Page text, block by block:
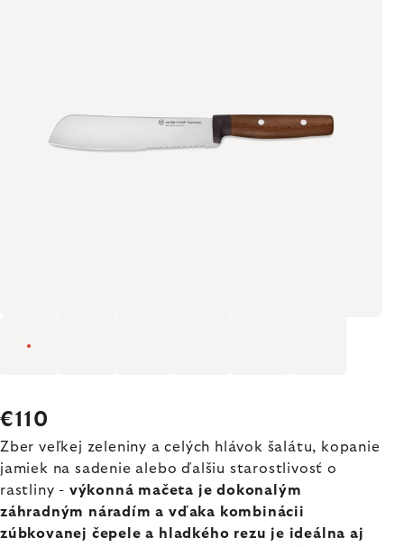
€110
Zber veľkej zeleniny a celých hlávok šalátu, kopanie
jamiek na sadenie alebo ďalšiu starostlivosť o
rastliny - výkonná mačeta je dokonalým
záhradným náradím a vďaka kombinácii
zúbkovanej čepele a hladkého rezu je ideálna aj